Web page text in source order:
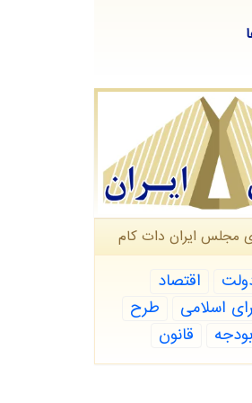
مجلس ایران دات كام
اقتصاد
اسلامی
طرح
بودجه قانون